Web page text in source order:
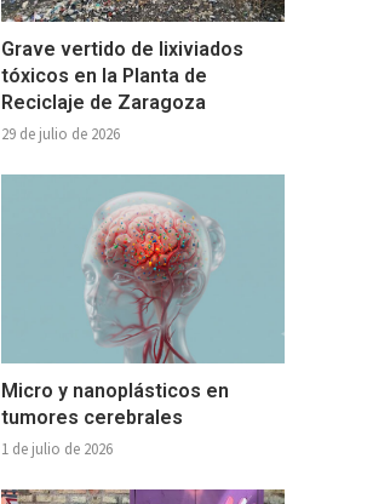
Grave vertido de lixiviados
tóxicos en la Planta de
Reciclaje de Zaragoza
29 de julio de 2026
Micro y nanoplásticos en
tumores cerebrales
1 de julio de 2026